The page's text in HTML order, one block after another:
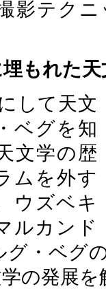
影テク
もれた天
して天文
ベグを知
文学の歴
ムを外す
ウズベキ
ルカンド
・ベグ
の発展